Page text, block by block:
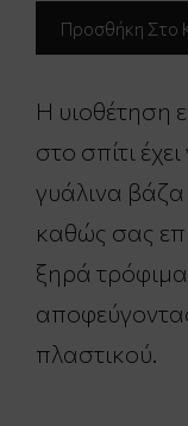
Η υιοθέτηση
στο σπίτι
γυάλινα βάζα
καθώς σας
ξηρά
πλαστικού.